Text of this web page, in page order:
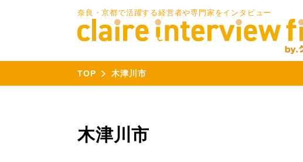
奈良・京都で活躍する経営者や専門家をインタビュー
TOP 木津川市
木津川市